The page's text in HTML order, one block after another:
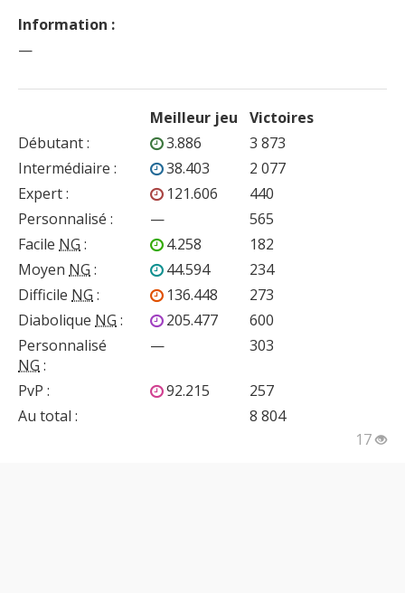
Information :
—
Meilleur jeu
Victoires
Débutant: 3.886
3 873
Intermédiaire : 38.403
2 077
Expert: 121.606
440
Personnalisé : —
565
Facile NG : 4.258
182
Moyen NG : 44.594
234
Difficile NG : 136.448
273
Diabolique NG : 205.477
600
Personnalisé
NG :
— 303
PvP : 92.215
257
Au total :
8 804
17